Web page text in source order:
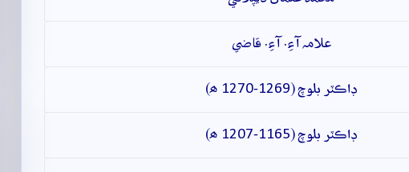
علامہ آءِ. آءِ. قاضي
ڊاڪٽر بلوچ (1269-1270 ھ)
ڊاڪٽر بلوچ (1165-1207 ھ)